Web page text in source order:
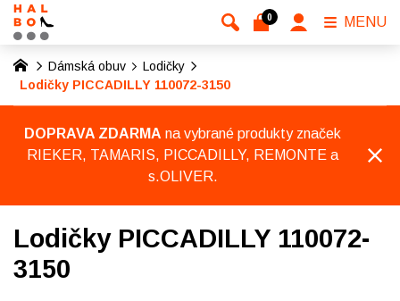
Dámská obuv
Lodičky
Lodičky PICCADILLY 110072-3150
DOPRAVA ZDARMA na vybrané produkty značek
RIEKER, TAMARIS, PICCADILLY, REMONTE a
s.OLIVER.
Lodičky PICCADILLY 110072-
3150
0 MENU